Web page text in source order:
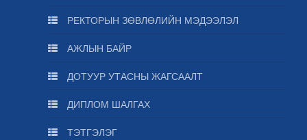
РЕКТОРЫН ЗӨВЛӨЛИЙН МЭДЭЭЛЭЛ
АЖЛЫН БАЙР
ДОТУУР УТАСНЫ ЖАГСААЛТ
ДИПЛОМ ШАЛГАХ
ТЭТГЭЛЭГ